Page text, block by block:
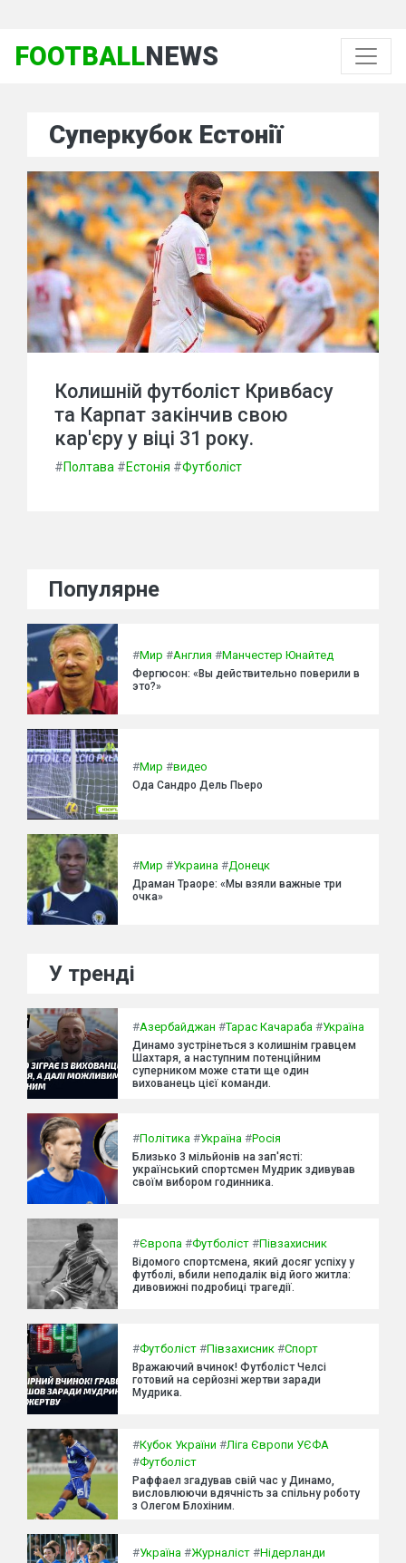
FOOTBALLNEWS
Суперкубок Естонії
Колишній футболіст Кривбасу
та Карпат закінчив свою
кар'єру у віці 31 року.
#Полтава #Естонія #Футболіст
Популярне
#Мир #Англия #Манчестер Юнайтед
Фергюсон: «Вы действительно поверили в
это?»
#Мир #видео
Ода Сандро Дель Пьеро
#Мир #Украина #Донецк
Драман Траоре: «Мы взяли важные три
очка»
У тренді
#Азербайджан #Тарас Качараба #Україна
Динамо зустрінеться з колишнім гравцем
Шахтаря, а наступним потенційним
суперником може стати ще один
вихованець цієї команди.
#Політика #Україна #Росія
Близько 3 мільйонів на зап'ясті:
український спортсмен Мудрик здивував
своїм вибором годинника.
#Європа #Футболіст #Півзахисник
Відомого спортсмена, який досяг успіху у
футболі, вбили неподалік від його житла:
дивовижні подробиці трагедії.
#Футболіст #Півзахисник #Спорт
Вражаючий вчинок! Футболіст Челсі
готовий на серйозні жертви заради
Мудрика.
#Кубок України #Ліга Європи УЄФА
#Футболіст
Раффаел згадував свій час у Динамо,
висловлюючи вдячність за спільну роботу
з Олегом Блохіним.
#Україна #Журналіст #Нідерланди